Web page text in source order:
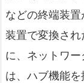
などの終端装
装置で変換さ
に、ネットワ
は、ハブ機能を